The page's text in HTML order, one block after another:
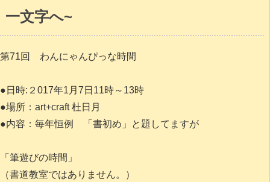
一文字へ~
第71回 わんにゃんぴっな時間
●日時:２017年1月7日11時～13時
●場所：art+craft 杜日月
●内容：毎年恒例 「書初め」と題してますが
「筆遊びの時間」
（書道教室ではありません。）